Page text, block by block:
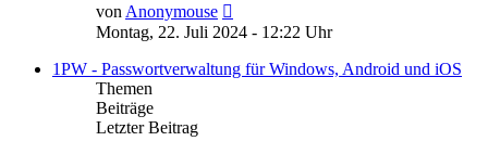
vonAnonymouse
Beitrag
Montag, 22. Juli 2024 - 12:22 Uhr
1PW - Passwortverwaltung für Windows, Android und iOS
Themen
Beiträge
Letzter Beitrag